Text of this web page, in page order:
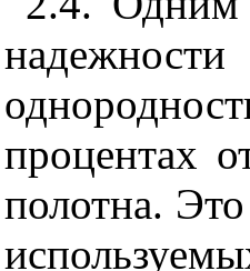
надежности
процентах
полотна.